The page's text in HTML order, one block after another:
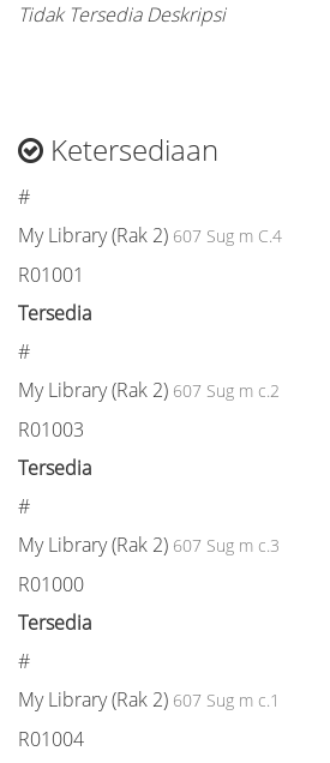
Tidak Tersedia Deskripsi
Ketersediaan
#
My Library (Rak 2) 607 Sug m C.4
R01001
Tersedia
#
My Library (Rak 2) 607 Sug m c.2
R01003
Tersedia
#
My Library (Rak 2) 607 Sug m c.3
R01000
Tersedia
#
My Library (Rak 2) 607 Sug m c.1
R01004